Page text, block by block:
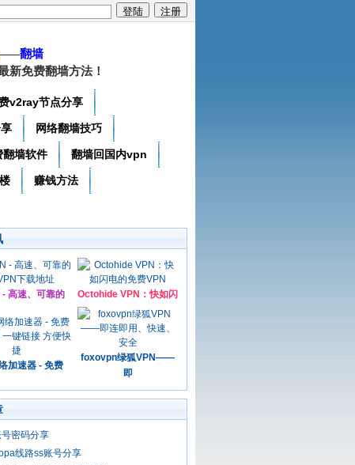
翻墙
新免费翻墙方法！
v2ray节点分享
网络翻墙技巧
翻墙软件 翻墙回国内vpn
赚钱方法
高速、可靠的 Octohide VPN：快如闪
加速器 - 免费
foxovpn绿狐VPN——
即
密码分享
线路ss账号分享